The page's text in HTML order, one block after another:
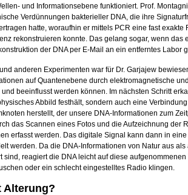
und Informationsebene funktioniert. Prof.
Verdünnungen bakterieller DNA, die ihre
hatte, woraufhin er mittels PCR eine fast exakte
rekonstruieren konnte. Das gelang sogar, wenn das
der DNA per E-Mail an ein entferntes Labor
anderen Experimenten war für Dr. Garjajew
auf Quantenebene durch elektromagnetische
beeinflusst werden können. Im nächsten Schritt
Abbild festhält, sondern auch eine
herstellt, der unsere DNA-Informationen zum
das Scannen eines Fotos und die Aufzeichnung der
erfasst werden. Das digitale Signal kann dann in eine
werden. Da die DNA-Informationen von Natur aus
sind, reagiert die DNA leicht auf diese
oder ein schlecht eingestelltes Radio klingen.
Alterung?